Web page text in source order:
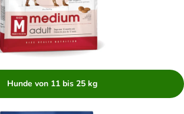
Hunde von 11 bis 25 kg